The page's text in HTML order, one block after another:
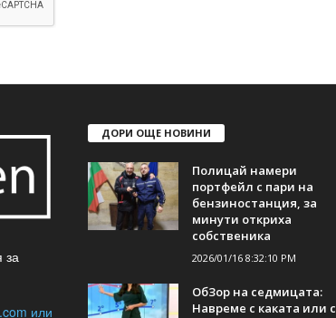
за
или
ДОРИ ОЩЕ НОВИНИ
Полицай намери
портфейл с пари на
бензиностанция, за
минути откриха
собственика
2026/01/16 8:32:10 PM
ОбЗор на седмицата:
Навреме с каката или с